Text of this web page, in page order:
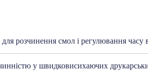
розчинення смол і регулювання часу
у швидковисихаючих